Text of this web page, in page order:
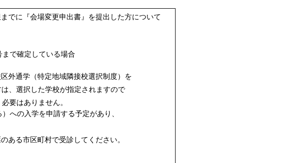
でに『会場変更申出書』を提出した方について
で確定している場合
通学（特定地域隣接校選択制度）を
選択した学校が指定されますので
要はありません。
への入学を申請する予定があり、
ある市区町村で受診してください。